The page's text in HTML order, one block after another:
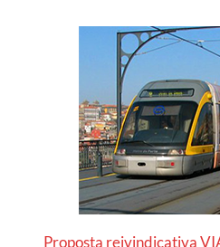
Proposta reivindicativa